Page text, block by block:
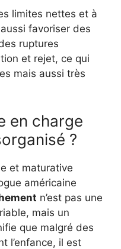
limites nettes et à
favoriser des
ruptures
et rejet, ce qui
mais aussi très
en charge
?
et maturative
américaine
n’est pas une
mais un
que malgré des
l’enfance, il est